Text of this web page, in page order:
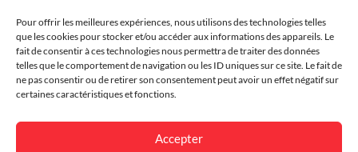
Pour offrir les meilleures expériences, nous utilisons des technologies telles
que les cookies pour stocker et/ou accéder aux informations des appareils. Le
fait de consentir à ces technologies nous permettra de traiter des données
telles que le comportement de navigation ou les ID uniques sur ce site. Le fait de
ne pas consentir ou de retirer son consentement peut avoir un effet négatif sur
certaines caractéristiques et fonctions.
Accepter
Style Contemporain
Environnement Résidentiel
Finition
25 ans